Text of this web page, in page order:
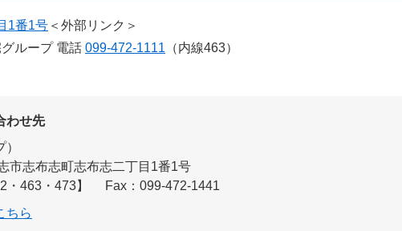
1番1号 ＜外部リンク＞
ループ 電話 099-472-1111 （内線463）
わせ先
市志布志町志布志二丁目1番1号
463・473】
Fax：099-472-1441
ちら